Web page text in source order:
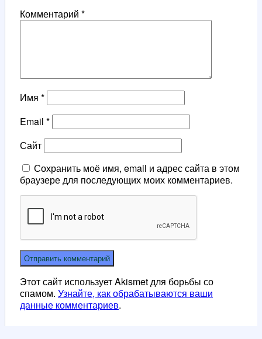
Комментарий *
Имя *
Email *
Сайт
Сохранить моё имя, email и адрес сайта в этом
браузере для последующих моих комментариев.
Этот сайт использует Akismet для борьбы со
спамом. Узнайте, как обрабатываются ваши
данные комментариев.